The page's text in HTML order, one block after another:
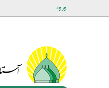
ورود